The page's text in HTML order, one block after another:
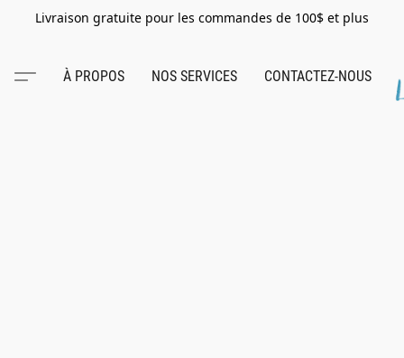
Livraison gratuite pour les commandes de 100$ et plus
À PROPOS NOS SERVICES CONTACTEZ-NOUS